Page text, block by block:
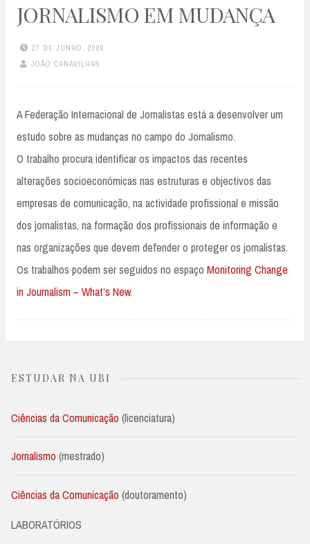
JORNALISMO EM MUDANÇA
27 DE JUNHO, 2009
JOÃO CANAVILHAS
A Federação Internacional de Jornalistas está a desenvolver um
estudo sobre as mudanças no campo do Jornalismo.
O trabalho procura identificar os impactos das recentes
alterações socioeconómicas nas estruturas e objectivos das
empresas de comunicação, na actividade profissional e missão
dos jornalistas, na formação dos profissionais de informação e
nas organizações que devem defender o proteger os jornalistas.
Os trabalhos podem ser seguidos no espaço Monitoring Change
in Journalism – What’s New.
ESTUDAR NA UBI
Ciências da Comunicação (licenciatura)
Jornalismo (mestrado)
Ciências da Comunicação (doutoramento)
LABORATÓRIOS